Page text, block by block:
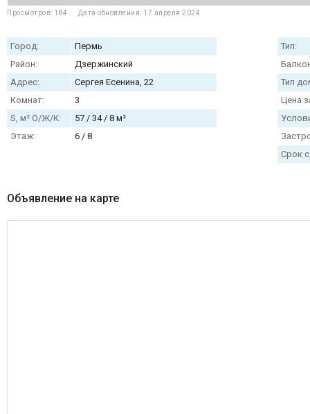
Просмотров: 184 Дата обновления: 17 апреля 2024
Город:
Пермь
Район:
Дзержинский
Адрес:
Сергея Есенина, 22
Комнат:
3
S, м² О/Ж/К:
57 / 34 / 8 м²
Этаж:
6 / 8
Тип:
Тип
Цена
Срок
Объявление на карте